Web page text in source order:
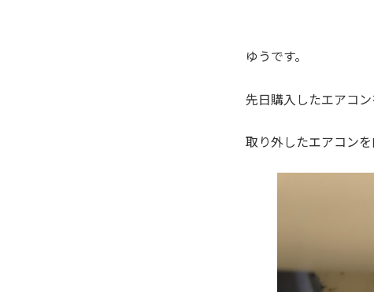
ゆうです。
先日購入したエアコ
取り外したエアコン